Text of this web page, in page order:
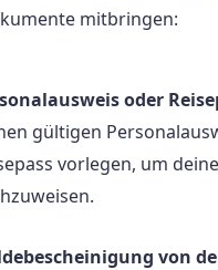
mitbringen:
oder
gültigen
vorlegen, um
von